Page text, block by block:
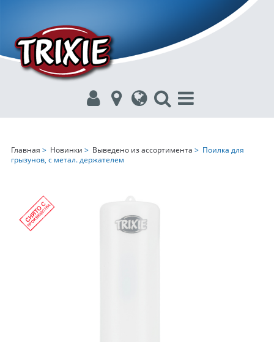
Главная > Новинки > Выведено из ассортимента > Поилка для
грызунов, с метал. держателем